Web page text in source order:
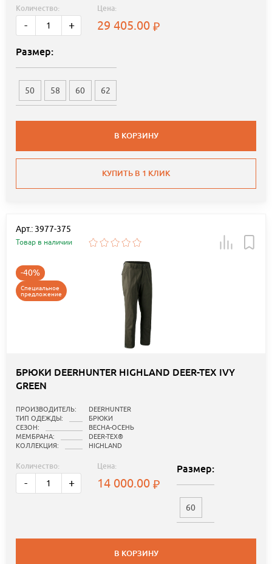
Количество:
- +
Цена:
29 405.00
Размер:
50 58 60 62
В КОРЗИНУ
КУПИТЬ В 1 КЛИК
Арт.: 3977-375
Товар в наличии
-40%
Специальное
предложение
БРЮКИ DEERHUNTER HIGHLAND DEER-TEX IVY
GREEN
ПРОИЗВОДИТЕЛЬ:
DEERHUNTER
ТИП ОДЕЖДЫ:
БРЮКИ
СЕЗОН:
ВЕСНА-ОСЕНЬ
МЕМБРАНА:
DEER-TEX®
КОЛЛЕКЦИЯ:
HIGHLAND
Количество:
- +
Цена:
14 000.00
Размер:
60
В КОРЗИНУ